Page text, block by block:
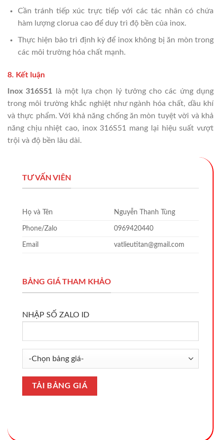
Cần tránh tiếp xúc trực tiếp với các tác nhân có chứa
hàm lượng clorua cao để duy trì độ bền của inox.
Thực hiện bảo trì định kỳ để inox không bị ăn mòn trong
các môi trường hóa chất mạnh.
8. Kết luận
Inox 316S51 là một lựa chọn lý tưởng cho các ứng dụng
trong môi trường khắc nghiệt như ngành hóa chất, dầu khí
và thực phẩm. Với khả năng chống ăn mòn tuyệt vời và khả
năng chịu nhiệt cao, inox 316S51 mang lại hiệu suất vượt
trội và độ bền lâu dài.
TƯ VẤN VIÊN
Họ và Tên Nguyễn Thanh Tùng
Phone/Zalo 0969420440
Email vatlieutitan@gmail.com
BẢNG GIÁ THAM KHẢO
NHẬP SỐ ZALO ID